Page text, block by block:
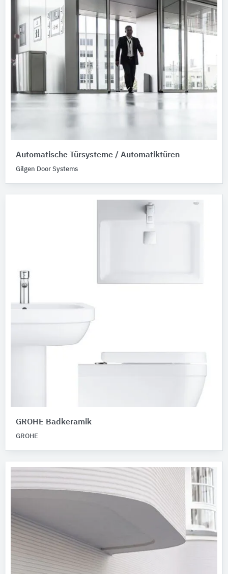
Automatische Türsysteme / Automatiktüren
Gilgen Door Systems
GROHE Badkeramik
GROHE